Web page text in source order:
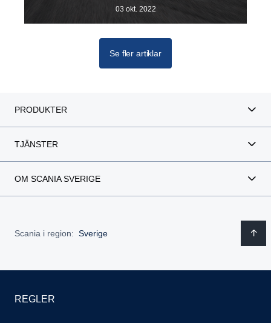
03 okt. 2022
Se fler artiklar
PRODUKTER
TJÄNSTER
OM SCANIA SVERIGE
Scania i region: Sverige
REGLER